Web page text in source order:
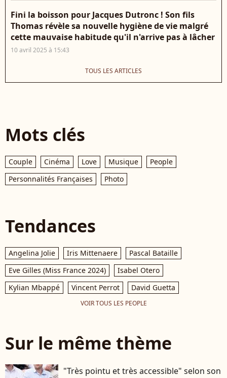
Fini la boisson pour Jacques Dutronc ! Son fils
Thomas révèle sa nouvelle hygiène de vie malgré
cette mauvaise habitude qu'il n'arrive pas à lâcher
10 avril 2025 à 15:43
TOUS LES ARTICLES
Mots clés
Couple Cinéma Love Musique
People
Personnalités Françaises
Photo
Tendances
Angelina Jolie Iris Mittenaere
Pascal Bataille
Eve Gilles (Miss France 2024)
Isabel Otero
Kylian Mbappé
Vincent Perrot David Guetta
VOIR TOUS LES PEOPLE
Sur le même thème
"Très pointu et très accessible" selon son